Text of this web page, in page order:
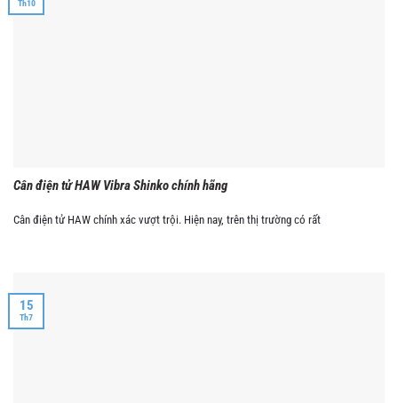
Cân điện tử HAW Vibra Shinko chính hãng
Cân điện tử HAW chính xác vượt trội. Hiện nay, trên thị trường có rất
Th10
15
Th7